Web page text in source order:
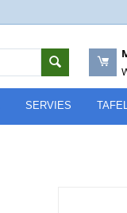
SERVIES